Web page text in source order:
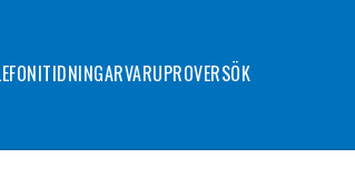
TIDNINGARVARUPROVERSÖK